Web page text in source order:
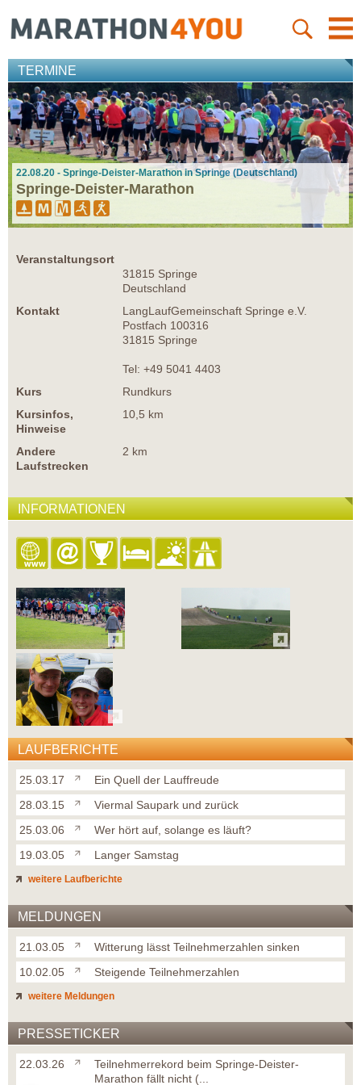
TERMINE
22.08.20 - Springe-Deister-Marathon in Springe (Deutschland)
Springe-Deister-Marathon
Veranstaltungsort
31815 Springe
Deutschland
Kontakt
LangLaufGemeinschaft Springe e.V.
Postfach 100316
31815 Springe
Tel: +49 5041 4403
Kurs
Rundkurs
Kursinfos,
Hinweise
10,5 km
Andere
Laufstrecken
2 km
INFORMATIONEN
LAUFBERICHTE
25.03.17
Ein Quell der Lauffreude
28.03.15
Viermal Saupark und zurück
25.03.06
Wer hört auf, solange es läuft?
19.03.05
Langer Samstag
weitere Laufberichte
MELDUNGEN
21.03.05
Witterung lässt Teilnehmerzahlen sinken
10.02.05
Steigende Teilnehmerzahlen
weitere Meldungen
PRESSETICKER
22.03.26
Teilnehmerrekord beim Springe-Deister-
Marathon fällt nicht (...